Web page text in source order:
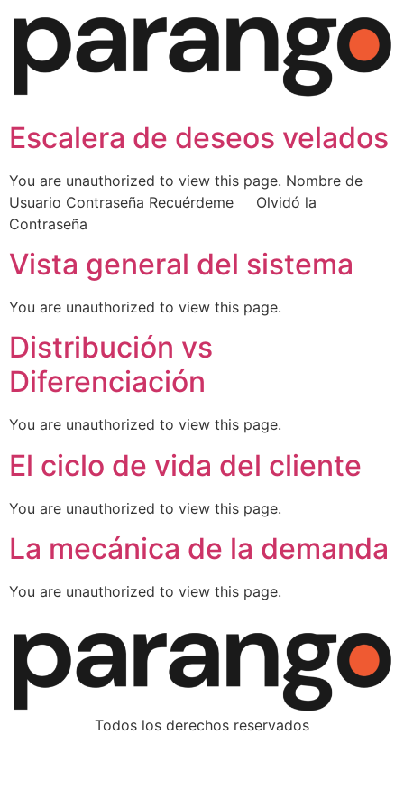
Escalera de deseos velados
You are unauthorized to view this page. Nombre de
Usuario Contraseña Recuérdeme Olvidó la
Contraseña
Vista general del sistema
You are unauthorized to view this page.
Distribución vs
Diferenciación
You are unauthorized to view this page.
El ciclo de vida del cliente
You are unauthorized to view this page.
La mecánica de la demanda
You are unauthorized to view this page.
Todos los derechos reservados